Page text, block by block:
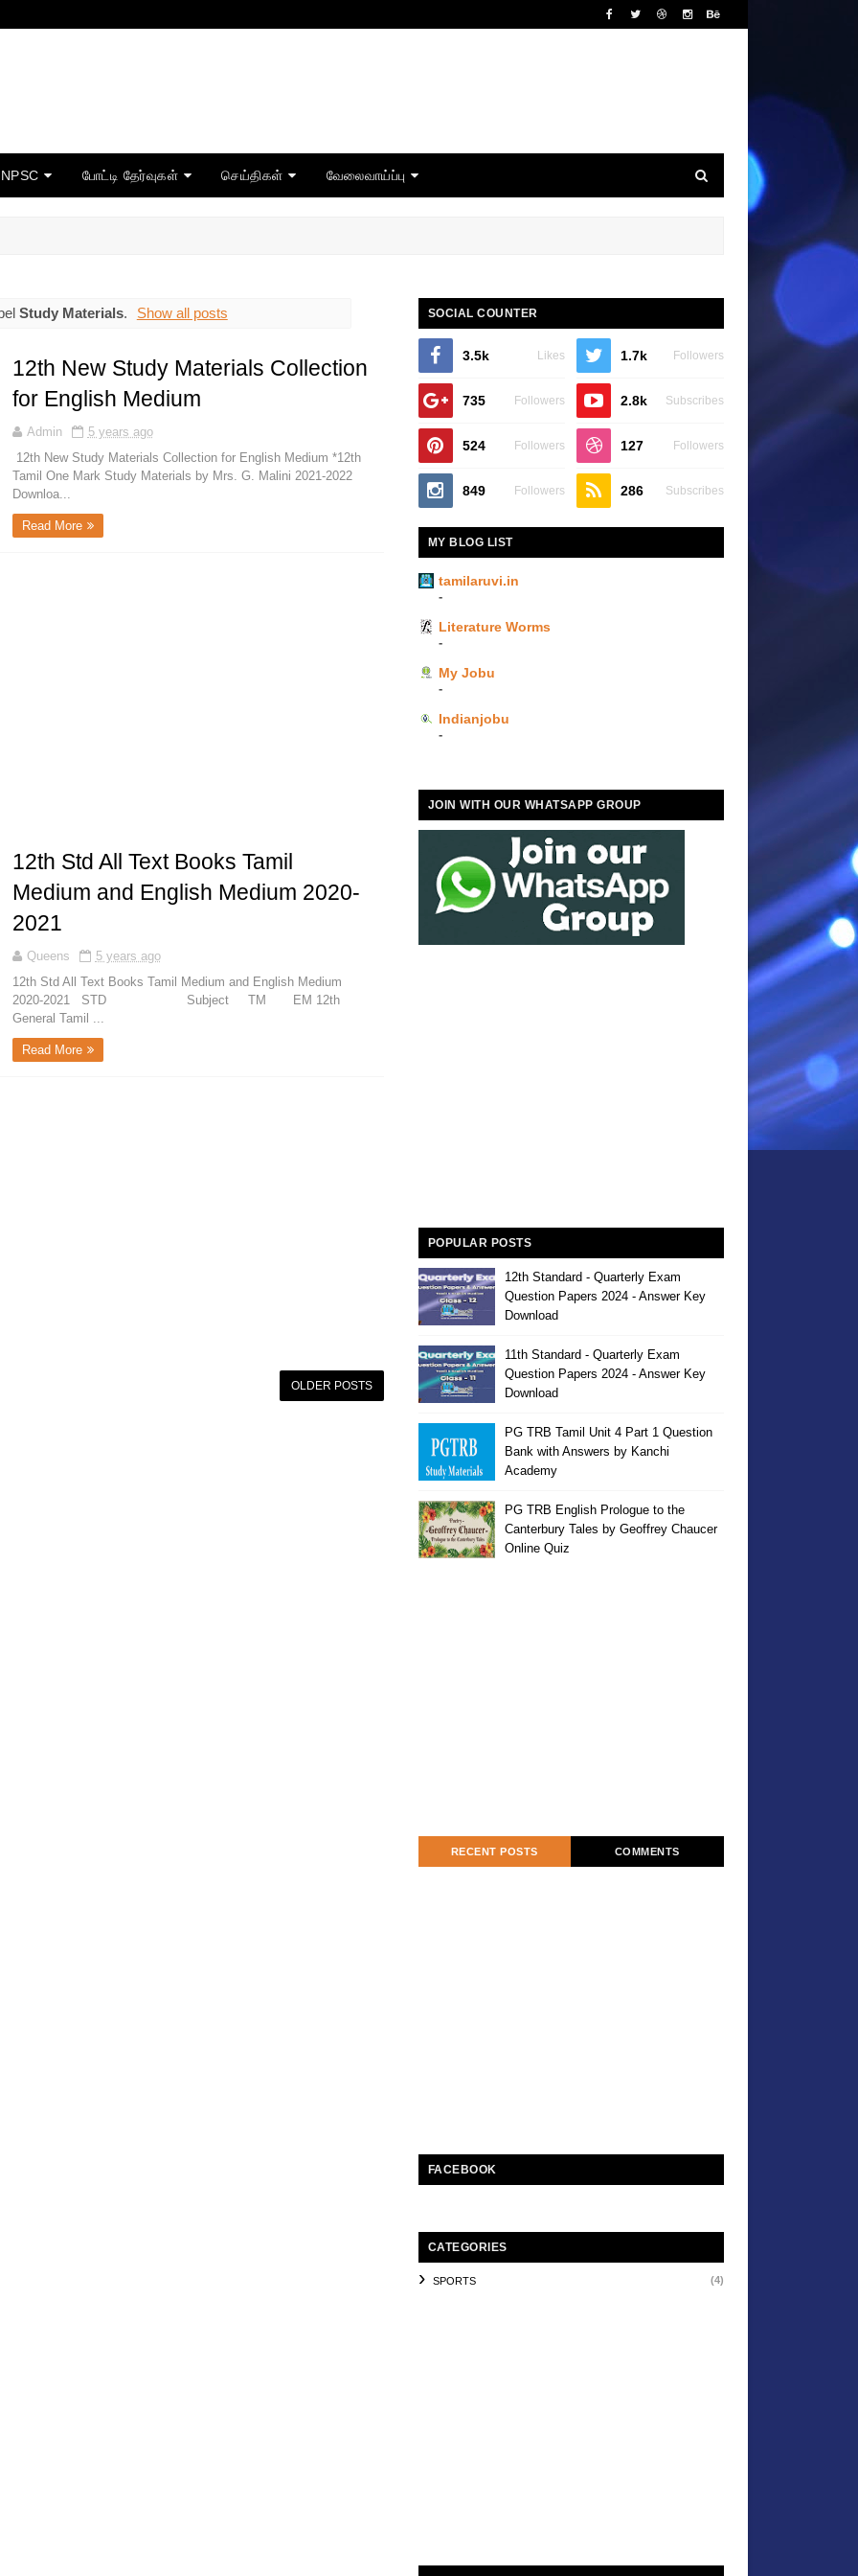
போட்டி தேர்வுகள் செய்திகள் வேலைவாய்ப்பு
Study Materials. Show all posts
12th New Study Materials Collection
for English Medium
Admin
5 years ago
12th New Study Materials Collection for English Medium *12th
Tamil One Mark Study Materials by Mrs. G. Malini 2021-2022
Downloa...
Read More
12th Std All Text Books Tamil
Medium and English Medium 2020-
2021
Queens
5 years ago
12th Std All Text Books Tamil Medium and English Medium
2020-2021 STD Subject TM EM 12th
General Tamil ...
Read More
OLDER POSTS
SOCIAL COUNTER
3.5k Likes 1.7k Followers
735 Followers 2.8k Subscribes
524 Followers 127 Followers
849 Followers 286 Subscribes
MY BLOG LIST
tamilaruvi.in
-
Literature Worms
-
My Jobu
-
Indianjobu
-
JOIN WITH OUR WHATSAPP GROUP
POPULAR POSTS
12th Standard - Quarterly Exam
Question Papers 2024 - Answer Key
Download
11th Standard - Quarterly Exam
Question Papers 2024 - Answer Key
Download
PG TRB Tamil Unit 4 Part 1 Question
Bank with Answers by Kanchi
Academy
PG TRB English Prologue to the
Canterbury Tales by Geoffrey Chaucer
Online Quiz
RECENT POSTS COMMENTS
FACEBOOK
CATEGORIES
SPORTS (4)